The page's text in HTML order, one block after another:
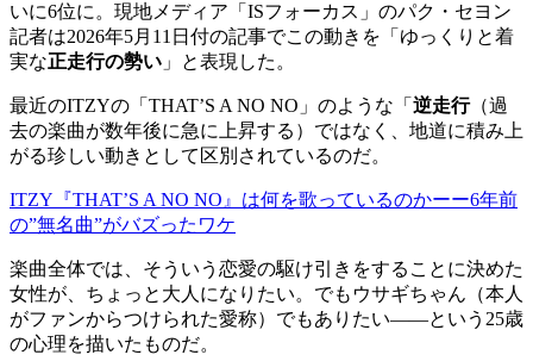
いに6位に。現地メディア「ISフォーカス」のパク・セヨン
記者は2026年5月11日付の記事でこの動きを「ゆっくりと着
実な正走行の勢い 」と表現した。
最近のITZYの「THAT’S A NO NO」のような「 逆走行（過
去の楽曲が数年後に急に上昇する）ではなく、地道に積み上
がる珍しい動きとして区別されているのだ。
ITZY『THAT’S A NO NO』は何を歌っているのかーー6年前
の”無名曲”がバズったワケ
楽曲全体では、そういう恋愛の駆け引きをすることに決めた
女性が、ちょっと大人になりたい。でもウサギちゃん（本人
がファンからつけられた愛称）でもありたい——という25歳
の心理を描いたものだ。